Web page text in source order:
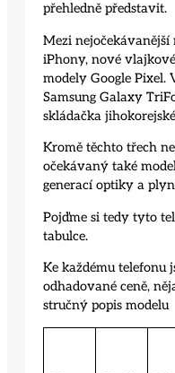
přehledně představit.
Mezi
iPhony, nové
modely Google Pixel.
Samsung Galaxy
skládačka
Kromě těchto třech
očekávaný také
generací optiky a
Pojďme si tedy tyto
tabulce.
Ke každému telefonu
odhadované ceně,
stručný popis modelu